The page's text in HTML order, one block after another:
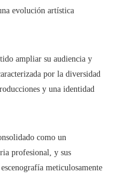
evolución artística
ampliar su audiencia y
por la diversidad
y una identidad
como un
profesional, y sus
meticulosamente